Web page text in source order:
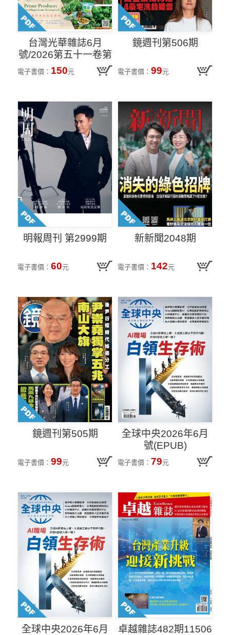
台灣光華雜誌6月
號/2026第五十一卷第
6期
電子書價： 150元
鏡週刊第506期
電子書價： 99元
明報周刊 第2999期
電子書價： 60元
新新聞2048期
電子書價： 142元
鏡週刊第505期
電子書價： 99元
全球中央2026年6月
號(EPUB)
電子書價： 79元
全球中央2026年6月
卓越雜誌482期11506